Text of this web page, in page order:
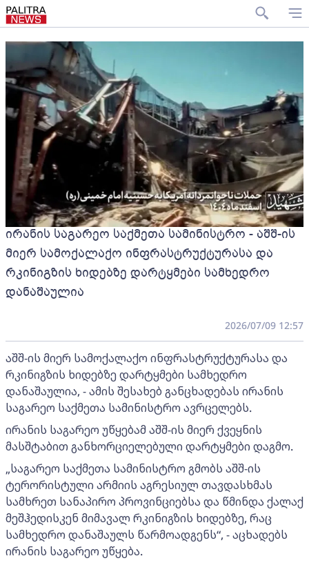
ირანის საგარეო საქმეთა სამინისტრო - აშშ-ის
მიერ სამოქალაქო ინფრასტრუქტურასა და
რკინიგზის ხიდებზე დარტყმები სამხედრო
დანაშაულია
2026/07/09 12:57
აშშ-ის მიერ სამოქალაქო ინფრასტრუქტურასა და
რკინიგზის ხიდებზე დარტყმები სამხედრო
დანაშაულია, - ამის შესახებ განცხადებას ირანის
საგარეო საქმეთა სამინისტრო ავრცელებს.
ირანის საგარეო უწყებამ აშშ-ის მიერ ქვეყნის
მასშტაბით განხორციელებული დარტყმები დაგმო.
„საგარეო საქმეთა სამინისტრო გმობს აშშ-ის
ტერორისტული არმიის აგრესიულ თავდასხმას
სამხრეთ სანაპირო პროვინციებსა და წმინდა ქალაქ
მეშჰედისკენ მიმავალ რკინიგზის ხიდებზე, რაც
სამხედრო დანაშაულს წარმოადგენს“, - აცხადებს
ირანის საგარეო უწყება.